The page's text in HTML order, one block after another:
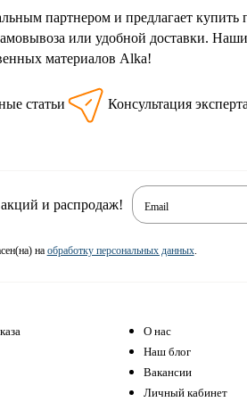
партнером и предлагает
или удобной доставки.
материалов Alka!
статьи Консультация эксперта
и распродаж! Email
на обработку персональных данных.
О нас
Наш блог
Вакансии
Личный кабинет